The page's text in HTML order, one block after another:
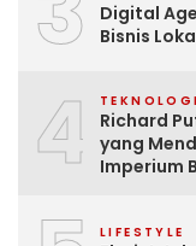
Digital
Bisnis
4 TEKNOLOGI
Richard
yang
Imperium
LIFESTYLE